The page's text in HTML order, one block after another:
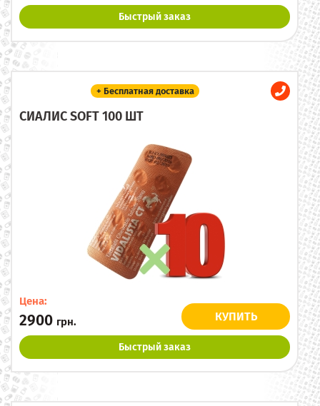
Быстрый заказ
+ Бесплатная доставка
СИАЛИС SOFT 100 ШТ
Цена:
2900 грн. КУПИТЬ
Быстрый заказ